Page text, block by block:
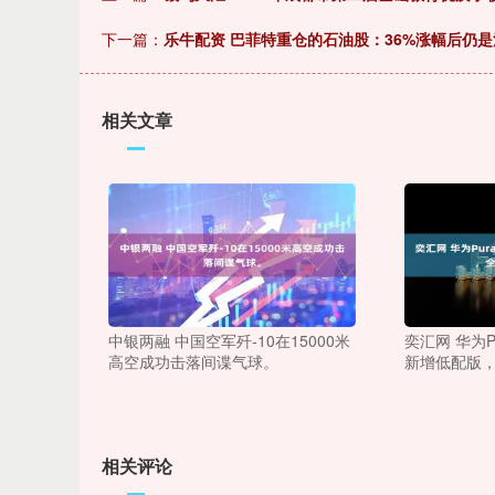
下一篇： 乐牛配资 巴菲特重仓的石油股：36%涨幅后仍
相关文章
中银两融 中国空军歼-10在15000米
高空成功击落间谍气球。
奕汇网 华为
新增低配版
相关评论